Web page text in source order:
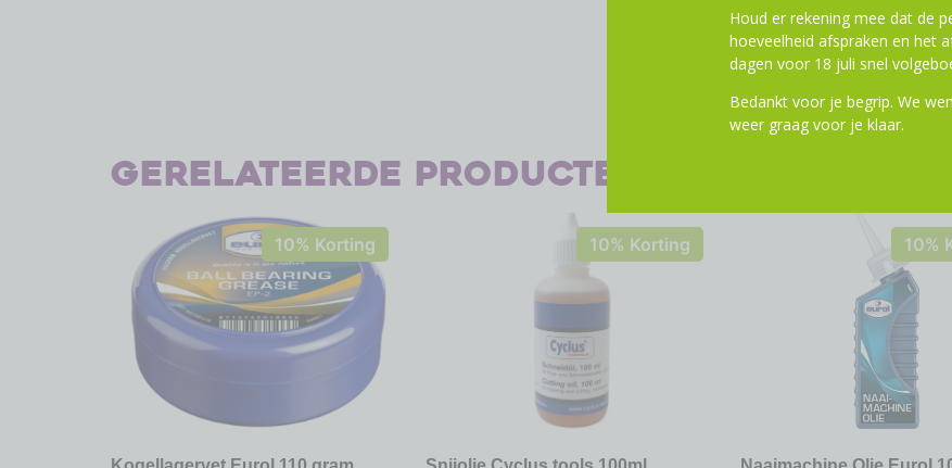
Gerelateerde producten
10% Korting 10% Korting 10%
Houd er rekening mee dat de
hoeveelheid afspraken en het
dagen voor 18 juli snel
Bedankt voor je begrip. We
weer graag voor je klaar.